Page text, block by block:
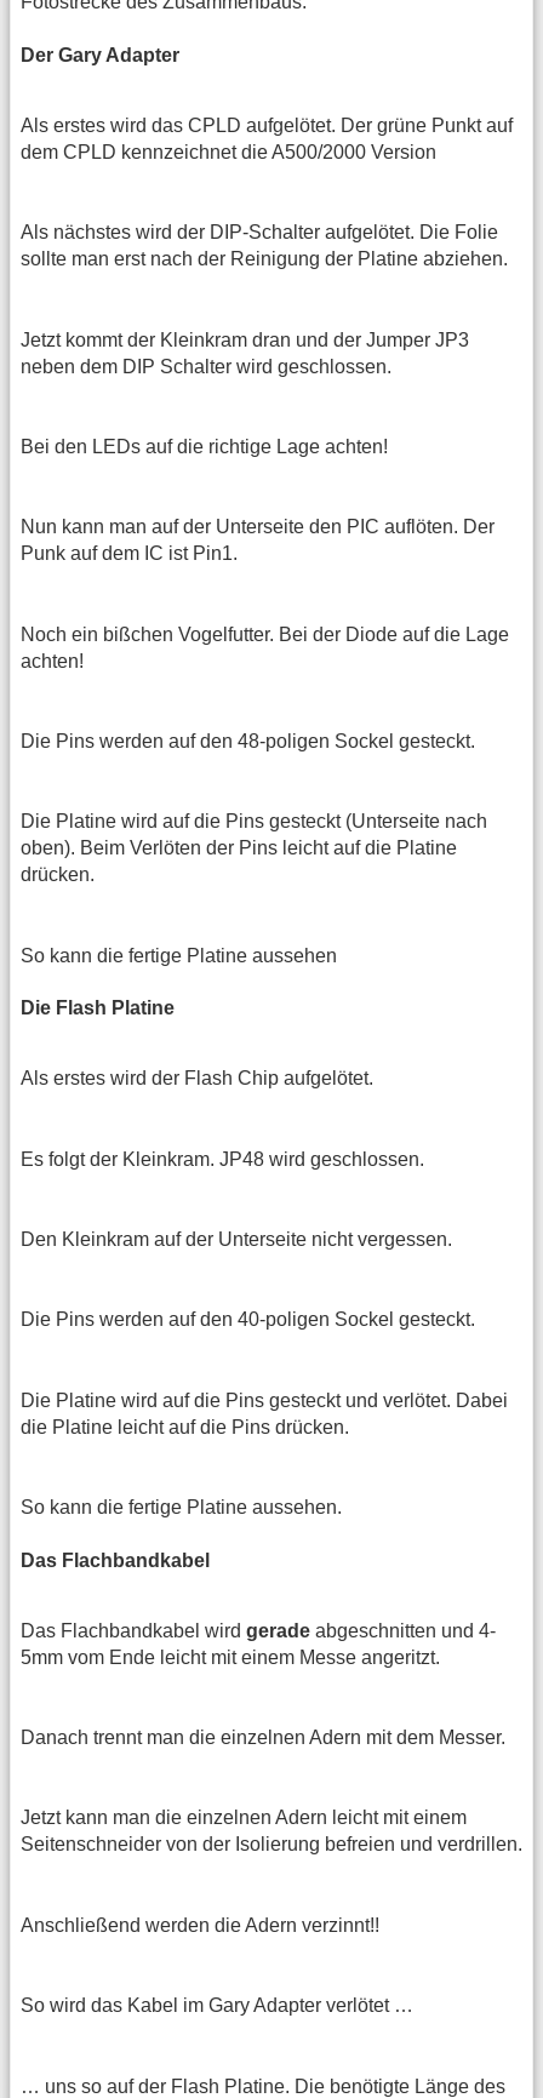
Der Gary Adapter
Als erstes wird das CPLD aufgelötet. Der grüne Punkt auf
dem CPLD kennzeichnet die A500/2000 Version
Als nächstes wird der DIP-Schalter aufgelötet. Die Folie
sollte man erst nach der Reinigung der Platine abziehen.
Jetzt kommt der Kleinkram dran und der Jumper JP3
neben dem DIP Schalter wird geschlossen.
Bei den LEDs auf die richtige Lage achten!
Nun kann man auf der Unterseite den PIC auflöten. Der
Punk auf dem IC ist Pin1.
Noch ein bißchen Vogelfutter. Bei der Diode auf die Lage
achten!
Die Pins werden auf den 48-poligen Sockel gesteckt.
Die Platine wird auf die Pins gesteckt (Unterseite nach
oben). Beim Verlöten der Pins leicht auf die Platine
drücken.
So kann die fertige Platine aussehen
Die Flash Platine
Als erstes wird der Flash Chip aufgelötet.
Es folgt der Kleinkram. JP48 wird geschlossen.
Den Kleinkram auf der Unterseite nicht vergessen.
Die Pins werden auf den 40-poligen Sockel gesteckt.
Die Platine wird auf die Pins gesteckt und verlötet. Dabei
die Platine leicht auf die Pins drücken.
So kann die fertige Platine aussehen.
Das Flachbandkabel
Das Flachbandkabel wird gerade abgeschnitten und 4-
5mm vom Ende leicht mit einem Messe angeritzt.
Danach trennt man die einzelnen Adern mit dem Messer.
Jetzt kann man die einzelnen Adern leicht mit einem
Seitenschneider von der Isolierung befreien und verdrillen.
Anschließend werden die Adern verzinnt!!
So wird das Kabel im Gary Adapter verlötet …
… uns so auf der Flash Platine. Die benötigte Länge des